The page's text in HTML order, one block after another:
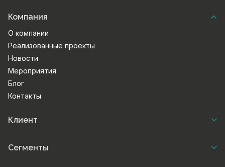
Компания
О компании
Реализованные проекты
Новости
Мероприятия
Блог
Контакты
Клиент
Сегменты